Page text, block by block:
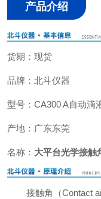
产品介绍
货期：现货
品牌：北斗仪器
型号：CA300 A自动滴
产地：广东东莞
名称： 大平台光学接触
接触角（Contact